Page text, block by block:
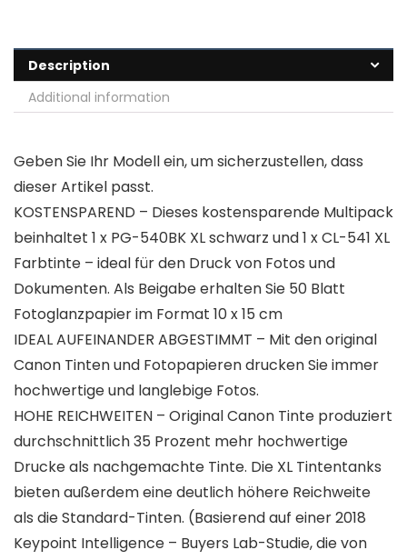
Description
Additional information
Geben Sie Ihr Modell ein, um sicherzustellen, dass
dieser Artikel passt.
KOSTENSPAREND – Dieses kostensparende Multipack
beinhaltet 1 x PG-540BK XL schwarz und 1 x CL-541 XL
Farbtinte – ideal für den Druck von Fotos und
Dokumenten. Als Beigabe erhalten Sie 50 Blatt
Fotoglanzpapier im Format 10 x 15 cm
IDEAL AUFEINANDER ABGESTIMMT – Mit den original
Canon Tinten und Fotopapieren drucken Sie immer
hochwertige und langlebige Fotos.
HOHE REICHWEITEN – Original Canon Tinte produziert
durchschnittlich 35 Prozent mehr hochwertige
Drucke als nachgemachte Tinte. Die XL Tintentanks
bieten außerdem eine deutlich höhere Reichweite
als die Standard-Tinten. (Basierend auf einer 2018
Keypoint Intelligence – Buyers Lab-Studie, die von